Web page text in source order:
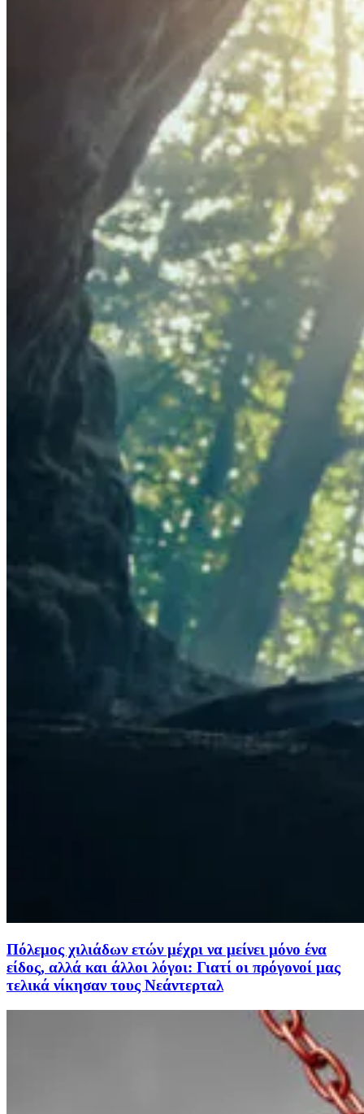
Πόλεμος χιλιάδων ετών μέχρι να μείνει μόνο ένα
είδος, αλλά και άλλοι λόγοι: Γιατί οι πρόγονοί μας
τελικά νίκησαν τους Νεάντερταλ